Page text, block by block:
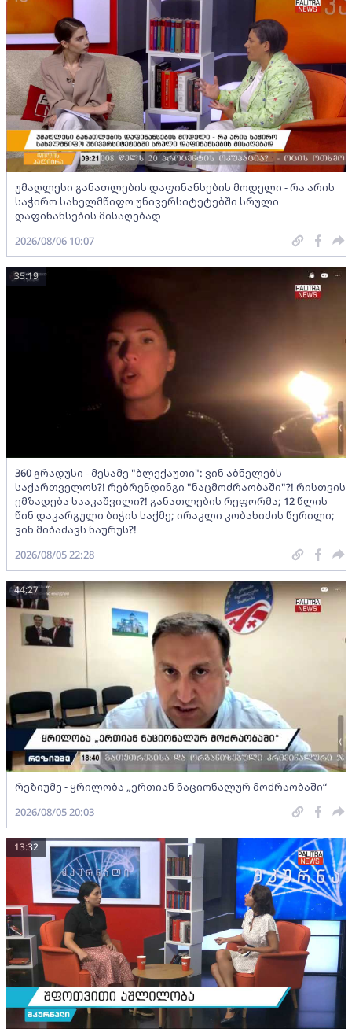
უმაღლესი განათლების დაფინანსების მოდელი - რა არის
საჭირო სახელმწიფო უნივერსიტეტებში სრული
დაფინანსების მისაღებად
2026/08/06 10:07
360 გრადუსი - მესამე "ბლექაუთი": ვინ აბნელებს
საქართველოს?! რებრენდინგი "ნაცმოძრაობაში"?! რისთვის
ემზადება სააკაშვილი?! განათლების რეფორმა; 12 წლის
წინ დაკარგული ბიჭის საქმე; ირაკლი კობახიძის წერილი;
ვინ მიბაძავს ნაურუს?!
35:19
2026/08/05 22:28
რეზიუმე - ყრილობა „ერთიან ნაციონალურ მოძრაობაში“
44:27
2026/08/05 20:03
13:32